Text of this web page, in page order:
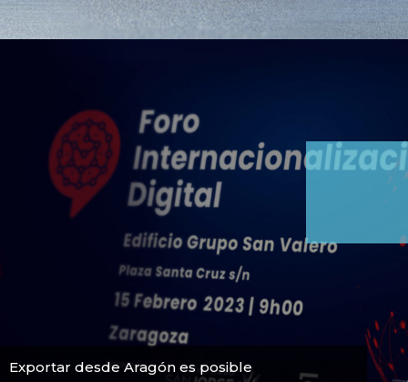
Exportar desde Aragón es posible